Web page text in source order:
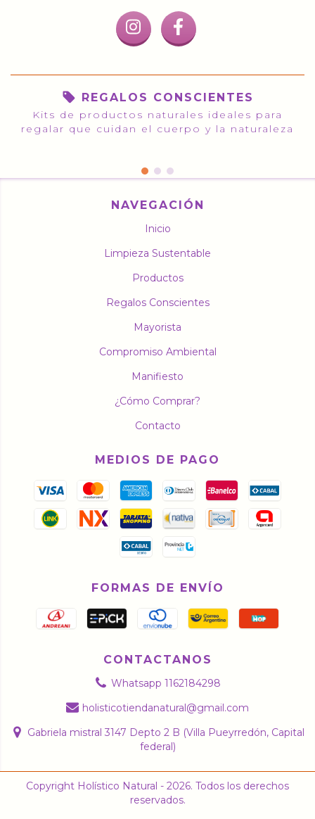
REGALOS CONSCIENTES
Kits de productos naturales ideales para
regalar que cuidan el cuerpo y la naturaleza
NAVEGACIÓN
Inicio
Limpieza Sustentable
Productos
Regalos Conscientes
Mayorista
Compromiso Ambiental
Manifiesto
¿Cómo Comprar?
Contacto
MEDIOS DE PAGO
FORMAS DE ENVÍO
CONTACTANOS
Whatsapp 1162184298
holisticotiendanatural@gmail.com
Gabriela mistral 3147 Depto 2 B (Villa Pueyrredón, Capital
federal)
Copyright Holístico Natural - 2026. Todos los derechos
reservados.